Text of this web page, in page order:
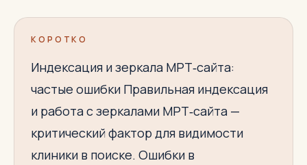
КОРОТКО
Индексация и зеркала МРТ‑сайта:
частые ошибки Правильная индексация
и работа с зеркалами МРТ‑сайта —
критический фактор для видимости
клиники в поиске. Ошибки в